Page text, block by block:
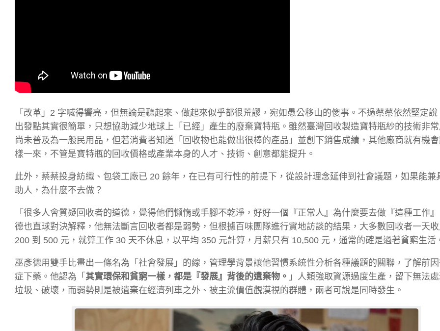
「改革」2 字喊得響亮，但無論是聽起來、做起來似乎都很荒謬，宛如愚公移山的傻事。不過蔡蔡依然堅定
出發點其實很簡單，只想協助減少地球上「已經」產生的廢棄寶特瓶。雖然臺灣回收製造寶特瓶紗的技術非
尚未普及為一般民用品，但若消費者知道「回收物也能做出很棒的產品」並創下銷售成績，其他廠商就有機
樣一來，不管是寶特瓶的回收價格或產業本身的人才、技術、創意都能提升。
此外，蔡蔡投身紡織、包袋工廠已 20 餘年，在已有可行性的前提下，從設計理念延伸到社會議題，如果能兼
助人，為什麼不去做？
「很多人會質疑回收者的道德，覺得他們懶惰或手腳不乾淨，好好一個『正常人』為什麼要去做『這種工作
德也直球對決解釋，他無法斷言回收者都是弱勢，但根據百味團隊進行實地訪談的結果，大多數回收者一天
200 到 500 元，就算工作 30 天不休息，以平均 350 元計算，月薪只有 10,500 元，通常的確是過著貧窮生活
巫彥德用雙手比畫出一條名為「社會發展」的線，管理學背景讓他習慣系統性分析各種議題的關聯，了解前
症下藥。他認為「 其實環保和貧窮一樣，都是『發展』背後的遺棄物。 」人類強取資源過度生產，留下無法
垃圾、破壞，而弱勢則是被遺棄在經濟列車之外、被主流價值觀漠視的群體，兩者可說是同時發生。